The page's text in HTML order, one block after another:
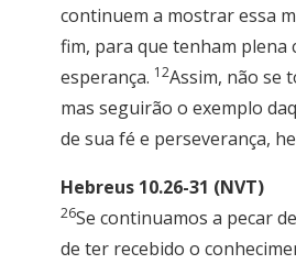
continuem a mostrar essa
fim, para que tenham plena
esperança. 12Assim, não se
mas seguirão o exemplo
de sua fé e perseverança,
Hebreus 10.26-31 (NVT)
26Se continuamos a pecar
de ter recebido o